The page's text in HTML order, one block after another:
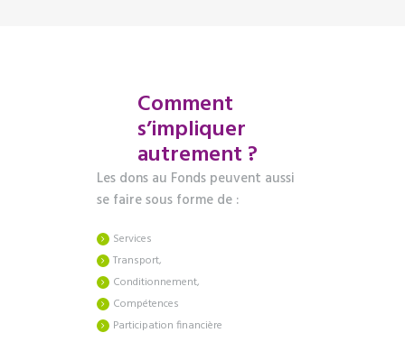
Comment
s’impliquer
autrement ?
Les dons au Fonds peuvent aussi
se faire sous forme de :
Services
Transport,
Conditionnement,
Compétences
Participation financière